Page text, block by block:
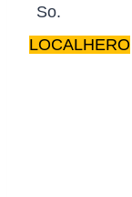
So.
LOCALHERO